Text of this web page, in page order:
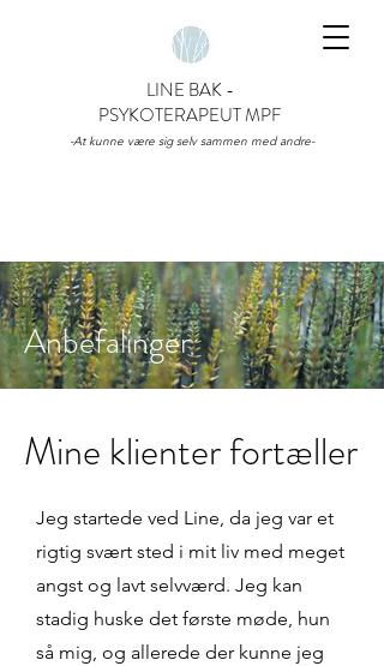
LINE BAK -
PSYKOTERAPEUT MPF
-At kunne være sig selv sammen med andre-
Anbefalinger
Mine klienter fortæller
Jeg startede ved Line, da jeg var et
rigtig svært sted i mit liv med meget
angst og lavt selvværd. Jeg kan
stadig huske det første møde, hun
så mig, og allerede der kunne jeg